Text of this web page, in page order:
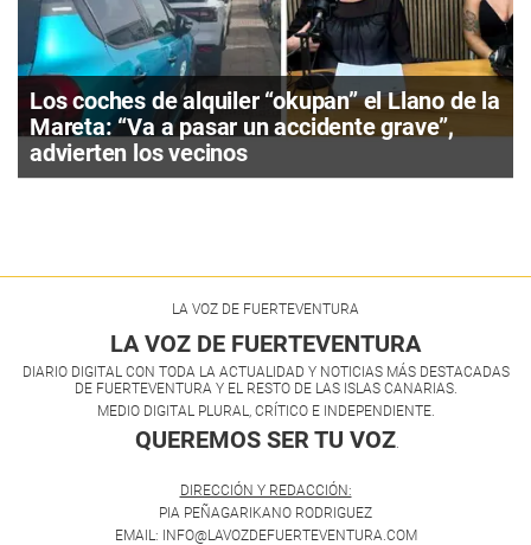
Los coches de alquiler “okupan” el Llano de la
Mareta: “Va a pasar un accidente grave”,
advierten los vecinos
LA VOZ DE FUERTEVENTURA
LA VOZ DE FUERTEVENTURA
DIARIO DIGITAL CON TODA LA ACTUALIDAD Y NOTICIAS MÁS DESTACADAS
DE FUERTEVENTURA Y EL RESTO DE LAS ISLAS CANARIAS.
MEDIO DIGITAL PLURAL, CRÍTICO E INDEPENDIENTE.
QUEREMOS SER TU VOZ.
DIRECCIÓN Y REDACCIÓN:
PIA PEÑAGARIKANO RODRIGUEZ
EMAIL: INFO@LAVOZDEFUERTEVENTURA.COM